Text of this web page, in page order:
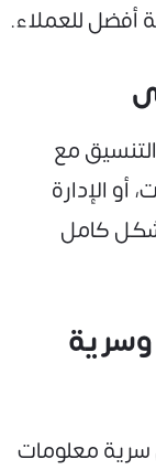
أفضل للعملاء.
مع
أو الإدارة
كامل
وسرية
معلومات